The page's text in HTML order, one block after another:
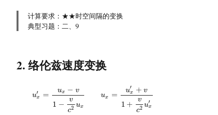
计算要求：★★时空间隔的变换
典型习题：二、9
2. 络伦兹速度变换
u′
x = ux − v
1 −
v
c2 ux
ux = u′
x + v
1 +
v
c2 u′
x
−v c2 +vc u x′